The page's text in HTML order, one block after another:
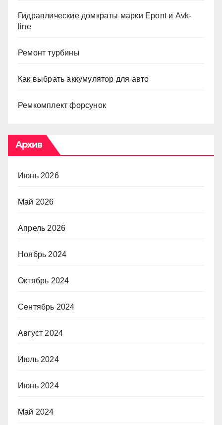
Гидравлические домкраты марки Epont и Avk-
line
Ремонт турбины
Как выбрать аккумулятор для авто
Ремкомплект форсунок
Архив
Июнь 2026
Май 2026
Апрель 2026
Ноябрь 2024
Октябрь 2024
Сентябрь 2024
Август 2024
Июль 2024
Июнь 2024
Май 2024